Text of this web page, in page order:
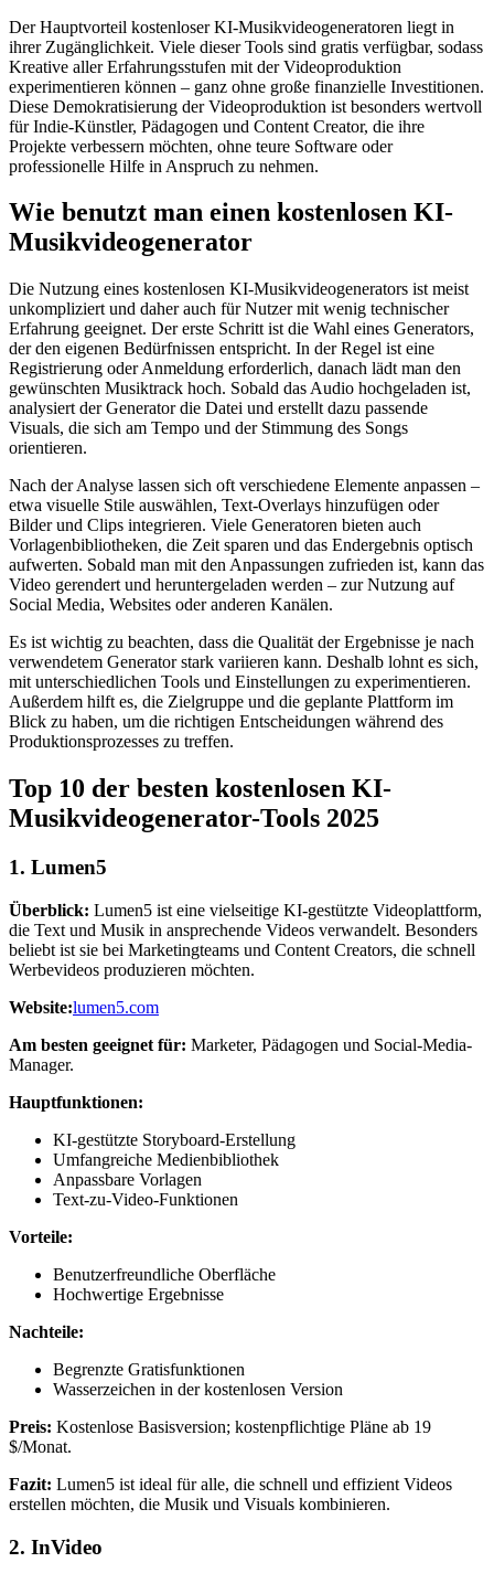
Der Hauptvorteil kostenloser KI-Musikvideogeneratoren liegt in
ihrer Zugänglichkeit. Viele dieser Tools sind gratis verfügbar, sodass
Kreative aller Erfahrungsstufen mit der Videoproduktion
experimentieren können – ganz ohne große finanzielle Investitionen.
Diese Demokratisierung der Videoproduktion ist besonders wertvoll
für Indie-Künstler, Pädagogen und Content Creator, die ihre
Projekte verbessern möchten, ohne teure Software oder
professionelle Hilfe in Anspruch zu nehmen.
Wie benutzt man einen kostenlosen KI-
Musikvideogenerator
Die Nutzung eines kostenlosen KI-Musikvideogenerators ist meist
unkompliziert und daher auch für Nutzer mit wenig technischer
Erfahrung geeignet. Der erste Schritt ist die Wahl eines Generators,
der den eigenen Bedürfnissen entspricht. In der Regel ist eine
Registrierung oder Anmeldung erforderlich, danach lädt man den
gewünschten Musiktrack hoch. Sobald das Audio hochgeladen ist,
analysiert der Generator die Datei und erstellt dazu passende
Visuals, die sich am Tempo und der Stimmung des Songs
orientieren.
Nach der Analyse lassen sich oft verschiedene Elemente anpassen –
etwa visuelle Stile auswählen, Text-Overlays hinzufügen oder
Bilder und Clips integrieren. Viele Generatoren bieten auch
Vorlagenbibliotheken, die Zeit sparen und das Endergebnis optisch
aufwerten. Sobald man mit den Anpassungen zufrieden ist, kann das
Video gerendert und heruntergeladen werden – zur Nutzung auf
Social Media, Websites oder anderen Kanälen.
Es ist wichtig zu beachten, dass die Qualität der Ergebnisse je nach
verwendetem Generator stark variieren kann. Deshalb lohnt es sich,
mit unterschiedlichen Tools und Einstellungen zu experimentieren.
Außerdem hilft es, die Zielgruppe und die geplante Plattform im
Blick zu haben, um die richtigen Entscheidungen während des
Produktionsprozesses zu treffen.
Top 10 der besten kostenlosen KI-
Musikvideogenerator-Tools 2025
1. Lumen5
Überblick: Lumen5 ist eine vielseitige KI-gestützte Videoplattform,
die Text und Musik in ansprechende Videos verwandelt. Besonders
beliebt ist sie bei Marketingteams und Content Creators, die schnell
Werbevideos produzieren möchten.
Website:lumen5.com
Am besten geeignet für: Marketer, Pädagogen und Social-Media-
Manager.
Hauptfunktionen:
KI-gestützte Storyboard-Erstellung
Umfangreiche Medienbibliothek
Anpassbare Vorlagen
Text-zu-Video-Funktionen
Vorteile:
Benutzerfreundliche Oberfläche
Hochwertige Ergebnisse
Nachteile:
Begrenzte Gratisfunktionen
Wasserzeichen in der kostenlosen Version
Preis: Kostenlose Basisversion; kostenpflichtige Pläne ab 19
$/Monat.
Fazit: Lumen5 ist ideal für alle, die schnell und effizient Videos
erstellen möchten, die Musik und Visuals kombinieren.
2. InVideo